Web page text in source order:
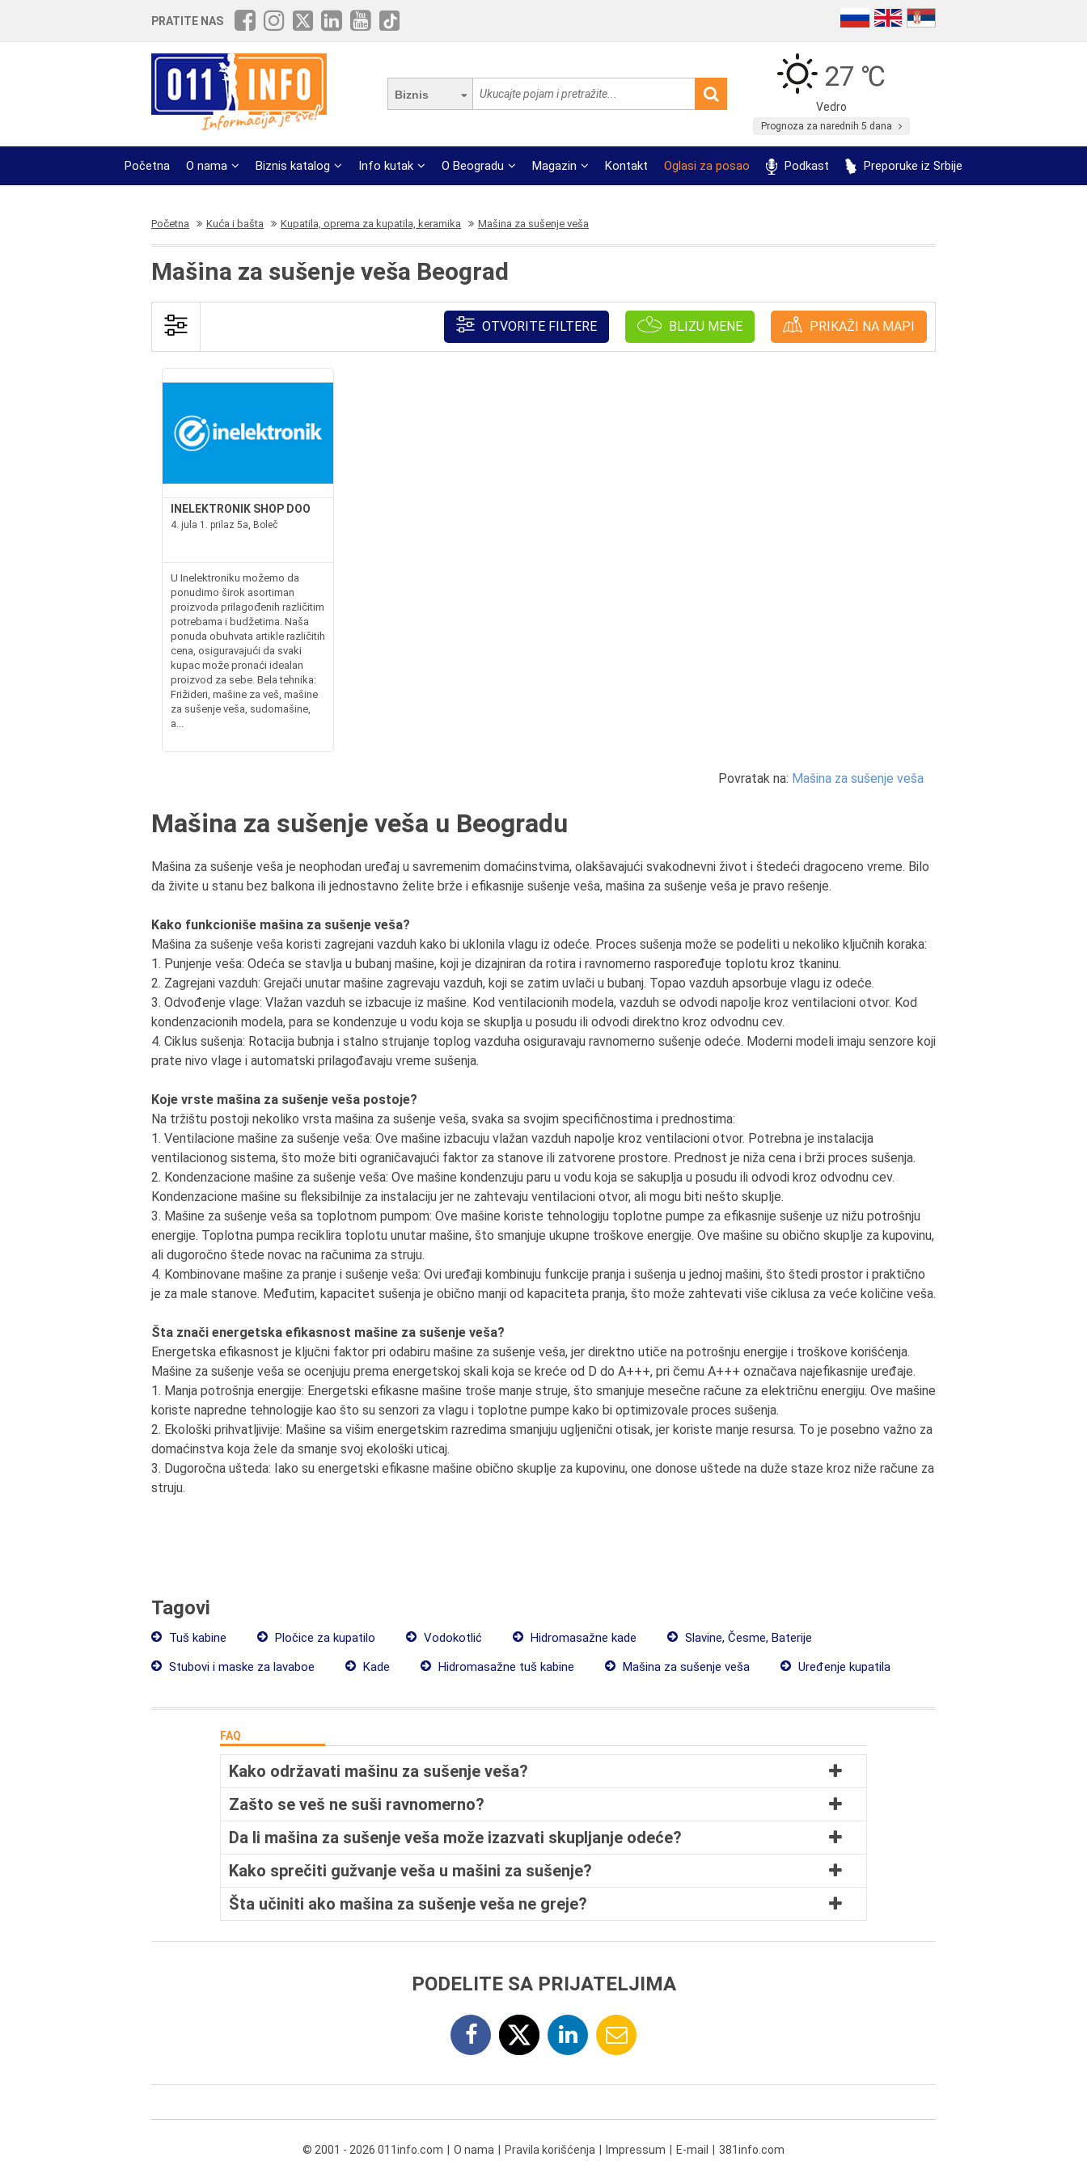
PRATITE NAS
Biznis
27 ℃
Vedro
Prognoza za narednih 5 dana
Početna O nama Biznis katalog Info kutak O Beogradu Magazin Kontakt Oglasi za posao Podkast Preporuke iz Srbije
Početna Kuća i bašta Kupatila, oprema za kupatila, keramika Mašina za sušenje veša
Mašina za sušenje veša Beograd
OTVORITE FILTERE BLIZU MENE PRIKAŽI NA MAPI
INELEKTRONIK SHOP DOO
4. jula 1. prilaz 5a, Boleč
U Inelektroniku možemo da
ponudimo širok asortiman
proizvoda prilagođenih različitim
potrebama i budžetima. Naša
ponuda obuhvata artikle različitih
cena, osiguravajući da svaki
kupac može pronaći idealan
proizvod za sebe. Bela tehnika:
Frižideri, mašine za veš, mašine
za sušenje veša, sudomašine,
a...
Povratak na: Mašina za sušenje veša
Mašina za sušenje veša u Beogradu
Mašina za sušenje veša je neophodan uređaj u savremenim domaćinstvima, olakšavajući svakodnevni život i štedeći dragoceno vreme. Bilo
da živite u stanu bez balkona ili jednostavno želite brže i efikasnije sušenje veša, mašina za sušenje veša je pravo rešenje.
Kako funkcioniše mašina za sušenje veša?
Mašina za sušenje veša koristi zagrejani vazduh kako bi uklonila vlagu iz odeće. Proces sušenja može se podeliti u nekoliko ključnih koraka:
1. Punjenje veša: Odeća se stavlja u bubanj mašine, koji je dizajniran da rotira i ravnomerno raspoređuje toplotu kroz tkaninu.
2. Zagrejani vazduh: Grejači unutar mašine zagrevaju vazduh, koji se zatim uvlači u bubanj. Topao vazduh apsorbuje vlagu iz odeće.
3. Odvođenje vlage: Vlažan vazduh se izbacuje iz mašine. Kod ventilacionih modela, vazduh se odvodi napolje kroz ventilacioni otvor. Kod
kondenzacionih modela, para se kondenzuje u vodu koja se skuplja u posudu ili odvodi direktno kroz odvodnu cev.
4. Ciklus sušenja: Rotacija bubnja i stalno strujanje toplog vazduha osiguravaju ravnomerno sušenje odeće. Moderni modeli imaju senzore koji
prate nivo vlage i automatski prilagođavaju vreme sušenja.
Koje vrste mašina za sušenje veša postoje?
Na tržištu postoji nekoliko vrsta mašina za sušenje veša, svaka sa svojim specifičnostima i prednostima:
1. Ventilacione mašine za sušenje veša: Ove mašine izbacuju vlažan vazduh napolje kroz ventilacioni otvor. Potrebna je instalacija
ventilacionog sistema, što može biti ograničavajući faktor za stanove ili zatvorene prostore. Prednost je niža cena i brži proces sušenja.
2. Kondenzacione mašine za sušenje veša: Ove mašine kondenzuju paru u vodu koja se sakuplja u posudu ili odvodi kroz odvodnu cev.
Kondenzacione mašine su fleksibilnije za instalaciju jer ne zahtevaju ventilacioni otvor, ali mogu biti nešto skuplje.
3. Mašine za sušenje veša sa toplotnom pumpom: Ove mašine koriste tehnologiju toplotne pumpe za efikasnije sušenje uz nižu potrošnju
energije. Toplotna pumpa reciklira toplotu unutar mašine, što smanjuje ukupne troškove energije. Ove mašine su obično skuplje za kupovinu,
ali dugoročno štede novac na računima za struju.
4. Kombinovane mašine za pranje i sušenje veša: Ovi uređaji kombinuju funkcije pranja i sušenja u jednoj mašini, što štedi prostor i praktično
je za male stanove. Međutim, kapacitet sušenja je obično manji od kapaciteta pranja, što može zahtevati više ciklusa za veće količine veša.
Šta znači energetska efikasnost mašine za sušenje veša?
Energetska efikasnost je ključni faktor pri odabiru mašine za sušenje veša, jer direktno utiče na potrošnju energije i troškove korišćenja.
Mašine za sušenje veša se ocenjuju prema energetskoj skali koja se kreće od D do A+++, pri čemu A+++ označava najefikasnije uređaje.
1. Manja potrošnja energije: Energetski efikasne mašine troše manje struje, što smanjuje mesečne račune za električnu energiju. Ove mašine
koriste napredne tehnologije kao što su senzori za vlagu i toplotne pumpe kako bi optimizovale proces sušenja.
2. Ekološki prihvatljivije: Mašine sa višim energetskim razredima smanjuju ugljenični otisak, jer koriste manje resursa. To je posebno važno za
domaćinstva koja žele da smanje svoj ekološki uticaj.
3. Dugoročna ušteda: Iako su energetski efikasne mašine obično skuplje za kupovinu, one donose uštede na duže staze kroz niže račune za
struju.
Tagovi
Tuš kabine Pločice za kupatilo Vodokotlić Hidromasažne kade
Slavine, Česme, Baterije
Stubovi i maske za lavaboe
Kade Hidromasažne tuš kabine Mašina za sušenje veša Uređenje kupatila
FAQ
Kako održavati mašinu za sušenje veša?
Zašto se veš ne suši ravnomerno?
Da li mašina za sušenje veša može izazvati skupljanje odeće?
Kako sprečiti gužvanje veša u mašini za sušenje?
Šta učiniti ako mašina za sušenje veša ne greje?
PODELITE SA PRIJATELJIMA
© 2001 - 2026 011info.com O nama Pravila korišćenja Impressum E-mail 381info.com